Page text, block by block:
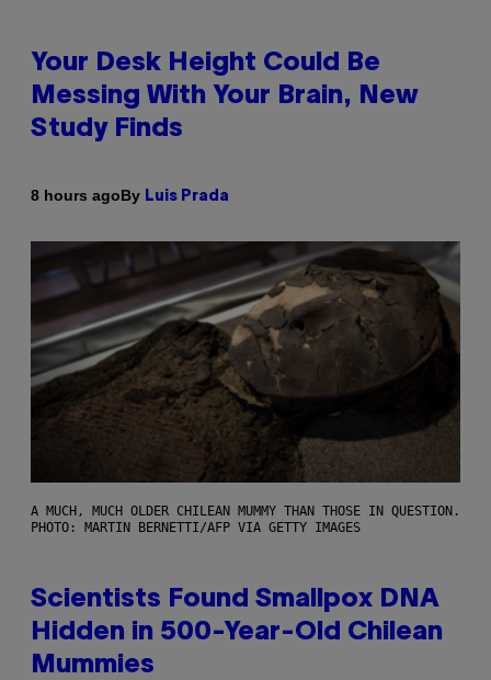
Your Desk Height Could Be
Messing With Your Brain, New
Study Finds
8 hours agoBy Luis Prada
A MUCH, MUCH OLDER CHILEAN MUMMY THAN THOSE IN QUESTION.
PHOTO: MARTIN BERNETTI/AFP VIA GETTY IMAGES
Scientists Found Smallpox DNA
Hidden in 500-Year-Old Chilean
Mummies